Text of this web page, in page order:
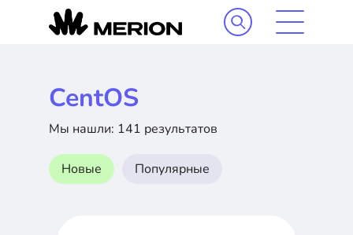
CentOS
Мы нашли: 141 результатов
Новые Популярные